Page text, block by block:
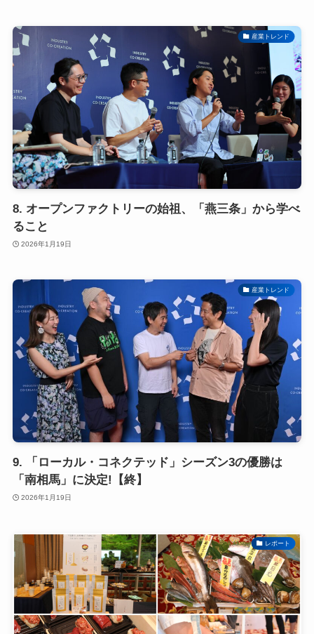
産業トレンド
8. オープンファクトリーの始祖、「燕三条」から学べ
ること
2026年1月19日
産業トレンド
9. 「ローカル・コネクテッド」シーズン3の優勝は
「南相馬」に決定!【終】
2026年1月19日
レポート